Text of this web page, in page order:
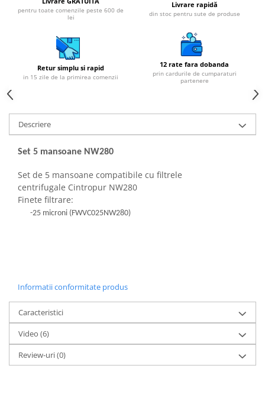
Sisteme fara pompa de presiune
Sisteme cu flux direct
Sisteme profesionale
ECOMIX
Deferizare cu BIRM
Zeolit / Turbidex
Carbune Activ
Filter AG
Eliminare nitriti / nitrati
Carcase de schimb
Chei strangere
Cleme si suporti
Conectori si fitinguri
Componente filtre
pentru toate comenzile peste 600 de
lei
Livrare rapidă
din stoc pentru sute de produse
Retur simplu si rapid
in 15 zile de la primirea comenzii
12 rate fara dobanda
prin cardurile de cumparaturi
partenere
Descriere
Set 5 mansoane NW280
Set de 5 mansoane compatibile cu filtrele
centrifugale Cintropur NW280
Finete filtrare:
-25 microni (FWVC025NW280)
Informatii conformitate produs
Caracteristici
Video (6)
Review-uri(0)